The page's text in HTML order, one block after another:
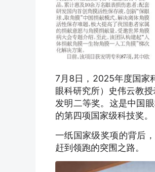
7月8日，2025年度国家
眼科研究所）史伟云教
发明二等奖。这是中国
的第四项国家级科技奖。
一纸国家级奖项的背后
赶到领跑的突围之路。